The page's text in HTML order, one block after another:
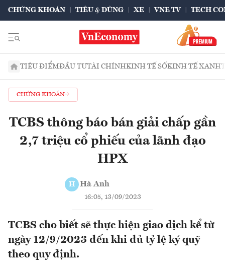
CHỨNG KHOÁN TIÊU & DÙNG XE VNE TV TECH
TIÊU ĐIỂMĐẦU TƯTÀI CHÍNHKINH TẾ SỐKINH TẾ XANH
CHỨNG KHOÁN
TCBS thông báo bán giải chấp gần
2,7 triệu cổ phiếu của lãnh đạo
HPX
H Hà Anh
16:05, 13/09/2023
TCBS cho biết sẽ thực hiện giao dịch kể từ
ngày 12/9/2023 đến khi đủ tỷ lệ ký quỹ
theo quy định.